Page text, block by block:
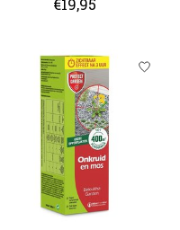
€19,95